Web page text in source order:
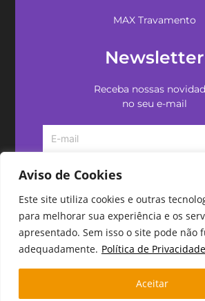
Aviso de Cookies
Este site utiliza cookies e outras
para melhorar sua experiência e os
apresentado. Sem isso o site pode não
adequadamente. Política de Privacidade
Aceitar
MAX Travamento
Newsletter
Receba nossas
no seu e-mail
Copyright 2026 Cadeng Software -
reservados